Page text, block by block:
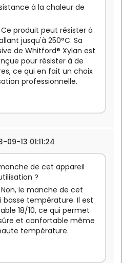
à la chaleur de
Ce produit peut résister à
jusqu'à 250°C. Sa
de Whitford® Xylan est
pour résister à de
ce qui en fait un choix
professionnelle.
09-13 01:11:24
de cet appareil
?
Non, le manche de cet
température. Il est
18/10, ce qui permet
et confortable même
température.